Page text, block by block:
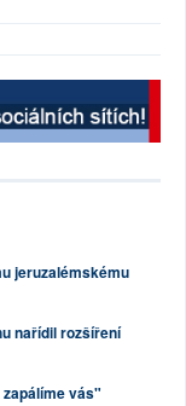
jeruzalémskému
nařídil rozšíření
vás"